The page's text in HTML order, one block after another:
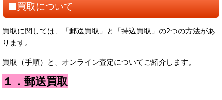
■買取について
買取に関しては、「郵送買取」と「持込買取」の2つの方法があ
ります。
買取（手順）と、オンライン査定についてご紹介します。
１．郵送買取